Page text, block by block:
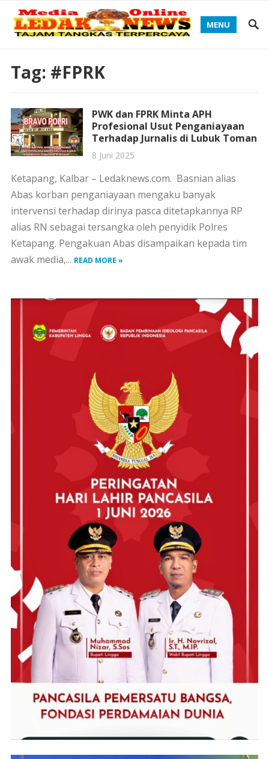
MENU
Tag: #FPRK
PWK dan FPRK Minta APH
Profesional Usut Penganiayaan
Terhadap Jurnalis di Lubuk Toman
8 Juni 2025
Ketapang, Kalbar – Ledaknews.com. Basnian alias
Abas korban penganiayaan mengaku banyak
intervensi terhadap dirinya pasca ditetapkannya RP
alias RN sebagai tersangka oleh penyidik Polres
Ketapang. Pengakuan Abas disampaikan kepada tim
awak media,... READ MORE »